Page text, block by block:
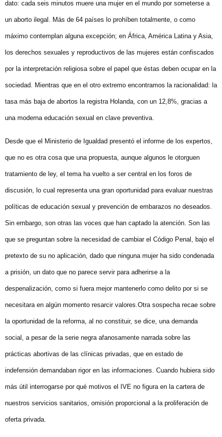
dato: cada seis minutos muere una mujer en el mundo por someterse a
un aborto ilegal. Más de 64 países lo prohíben totalmente, o como
máximo contemplan alguna excepción; en África, América Latina y Asia,
los derechos sexuales y reproductivos de las mujeres están confiscados
por la interpretación religiosa sobre el papel que éstas deben ocupar en la
sociedad. Mientras que en el otro extremo encontramos la racionalidad: la
tasa más baja de abortos la registra Holanda, con un 12,8%, gracias a
una moderna educación sexual en clave preventiva.
Desde que el Ministerio de Igualdad presentó el informe de los expertos,
que no es otra cosa que una propuesta, aunque algunos le otorguen
tratamiento de ley, el tema ha vuelto a ser central en los foros de
discusión, lo cual representa una gran oportunidad para evaluar nuestras
políticas de educación sexual y prevención de embarazos no deseados.
Sin embargo, son otras las voces que han captado la atención. Son las
que se preguntan sobre la necesidad de cambiar el Código Penal, bajo el
pretexto de su no aplicación, dado que ninguna mujer ha sido condenada
a prisión, un dato que no parece servir para adherirse a la
despenalización, como si fuera mejor mantenerlo como delito por si se
necesitara en algún momento resarcir valores.Otra sospecha recae sobre
la oportunidad de la reforma, al no constituir, se dice, una demanda
social, a pesar de la serie negra afanosamente narrada sobre las
prácticas abortivas de las clínicas privadas, que en estado de
indefensión demandaban rigor en las informaciones. Cuando hubiera sido
más útil interrogarse por qué motivos el IVE no figura en la cartera de
nuestros servicios sanitarios, omisión proporcional a la proliferación de
oferta privada.